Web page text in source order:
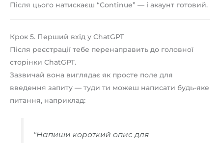
Після цього натискаєш “Continue” — і акаунт готовий.
Крок 5. Перший вхід у ChatGPT
Після реєстрації тебе перенаправить до головної
сторінки ChatGPT.
Зазвичай вона виглядає як просте поле для
введення запиту — туди ти можеш написати будь-яке
питання, наприклад:
“Напиши короткий опис для